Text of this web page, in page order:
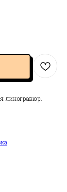
линогравюр.